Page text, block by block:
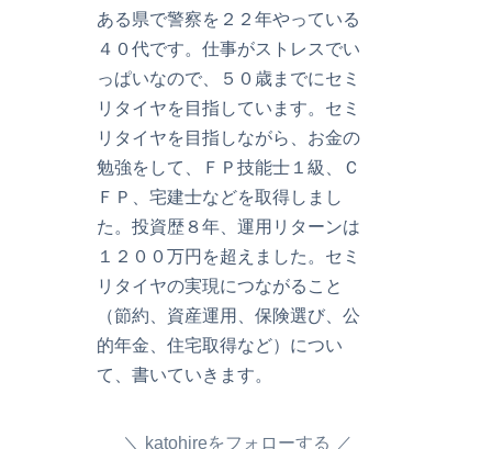
ある県で警察を２２年やっている
４０代です。仕事がストレスでい
っぱいなので、５０歳までにセミ
リタイヤを目指しています。セミ
リタイヤを目指しながら、お金の
勉強をして、ＦＰ技能士１級、Ｃ
ＦＰ、宅建士などを取得しまし
た。投資歴８年、運用リターンは
１２００万円を超えました。セミ
リタイヤの実現につながること
（節約、資産運用、保険選び、公
的年金、住宅取得など）につい
て、書いていきます。
katohireをフォローする